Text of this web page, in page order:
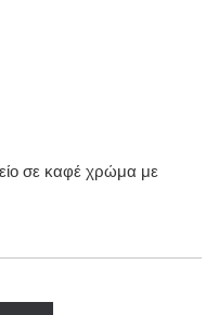
σε καφέ χρώμα με